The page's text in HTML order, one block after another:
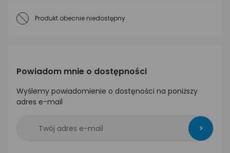
Produkt obecnie niedostępny
Powiadom mnie o dostępności
Wyślemy powiadomienie o dostęności na poniższy
adres e-mail
>